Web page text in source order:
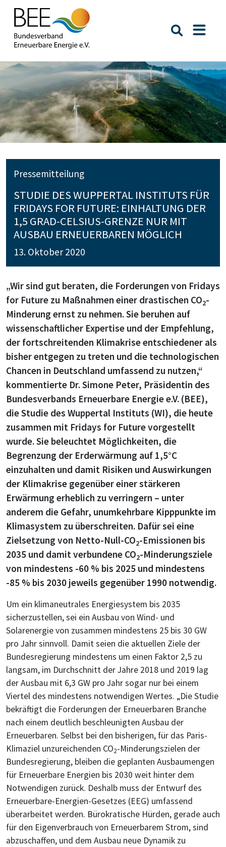
Suche
Pressemitteilung
STUDIE DES WUPPERTAL INSTITUTS FÜR
FRIDAYS FOR FUTURE: EINHALTUNG DER
1,5 GRAD-CELSIUS-GRENZE NUR MIT
AUSBAU ERNEUERBAREN MÖGLICH
13. Oktober 2020
„Wir sind gut beraten, die Forderungen von Fridays
for Future zu Maßnahmen einer drastischen CO2-
Minderung ernst zu nehmen. Sie beruhen auf
wissenschaftlicher Expertise und der Empfehlung,
der fortschreitenden Klimakrise entschiedener als
bisher entgegen zu treten und die technologischen
Chancen in Deutschland umfassend zu nutzen,“
kommentierte Dr. Simone Peter, Präsidentin des
Bundesverbands Erneuerbare Energie e.V. (BEE),
die Studie des Wuppertal Instituts (WI), die heute
zusammen mit Fridays for Future vorgestellt
wurde. Sie beleuchtet Möglichkeiten, die
Begrenzung der Erderwärmung auf 1,5°C
einzuhalten und damit Risiken und Auswirkungen
der Klimakrise gegenüber einer stärkeren
Erwärmung erheblich zu verringern – unter
anderem die Gefahr, unumkehrbare Kipppunkte im
Klimasystem zu überschreiten. Dafür sei eine
Zielsetzung von Netto-Null-CO2-Emissionen bis
2035 und damit verbundene CO2-Minderungsziele
von mindestens -60 % bis 2025 und mindestens
-85 % bis 2030 jeweils gegenüber 1990 notwendig.
Um ein klimaneutrales Energiesystem bis 2035
sicherzustellen, sei ein Ausbau von Wind- und
Solarenergie von zusammen mindestens 25 bis 30 GW
pro Jahr sinnvoll. Damit seien die aktuellen Ziele der
Bundesregierung mindestens um einen Faktor 2,5 zu
langsam, im Durchschnitt der Jahre 2018 und 2019 lag
der Ausbau mit 6,3 GW pro Jahr sogar nur bei einem
Viertel des mindestens notwendigen Wertes. „Die Studie
bekräftigt die Forderungen der Erneuerbaren Branche
nach einem deutlich beschleunigten Ausbau der
Erneuerbaren. Selbst bei den bisherigen, für das Paris-
Klimaziel unzureichenden CO2-Minderungszielen der
Bundesregierung, bleiben die geplanten Ausbaumengen
für Erneuerbare Energien bis 2030 weit hinter dem
Notwendigen zurück. Deshalb muss der Entwurf des
Erneuerbare-Energien-Gesetzes (EEG) umfassend
überarbeitet werden. Bürokratische Hürden, gerade auch
für den Eigenverbrauch von Erneuerbarem Strom, sind
abzuschaffen, und dem Ausbau neue Dynamik zu